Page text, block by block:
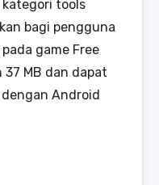
kategori tools
bagi pengguna
game Free
37 MB dan dapat
Android